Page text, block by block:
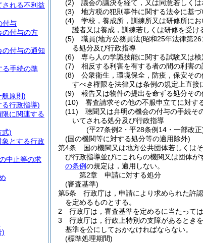
(2)
議会の議決を経て，又は同意若しく
(3)
地方税の犯則事件に関する法令に基
(4)
学校，養成所，訓練所又は研修所に
護者又は養成，訓練若しくは研修を受
(5)
職員(地方公務員法(昭和25年法律第
る処分及び行政指導
(6)
専ら人の学識技能に関する試験又は
(7)
相反する利害を有する者の間の利害
(8)
公衆衛生，環境保全，防疫，保安そ
すべき権限を法律又は条例の規定上直
(9)
報告又は物件の提出を命ずる処分そ
(10)
審査請求その他の不服申立てに対す
(11)
聴聞又は弁明の機会の付与の手続そ
いてされる処分及び行政指導
(平27条例2・平28条例14・一部改正
(国の機関等に対する処分等の適用除外)
第4条
国の機関又は地方公共団体若しくは
び行政指導並びにこれらの機関又は団体が
の条例の規定は，適用しない。
第2章
申請に対する処分
(審査基準)
第5条
行政庁は，申請により求められた許
を定めるものとする。
2
行政庁は，審査基準を定めるに当たって
3
行政庁は，行政上特別の支障があるとき
基準を公にしておかなければならない。
(標準処理期間)
される不利益
付与
の付与の方
の付与の通知
る手続の準
般原則)
行政指導)
に関連する
式)
とする行政
中止等の求
)